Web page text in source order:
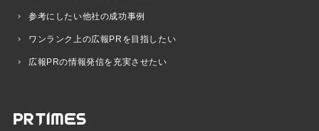
参考にしたい他社の成功事例
ワンランク上の広報PRを目指したい
広報PRの情報発信を充実させたい